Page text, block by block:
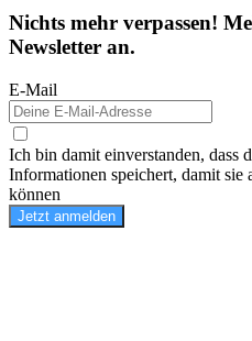
Nichts mehr verpassen!
Newsletter an.
E-Mail
Ich bin damit einverstanden, dass
Informationen speichert, damit
können
Jetzt anmelden